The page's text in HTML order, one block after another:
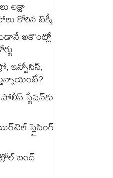
లక్షా
కోరిన టెక్కీ
అకౌంట్లో
ఇన్ఫోసిస్,
పోలీస్ స్టేషన్⁪కు
స్లైసింగ్
బంద్